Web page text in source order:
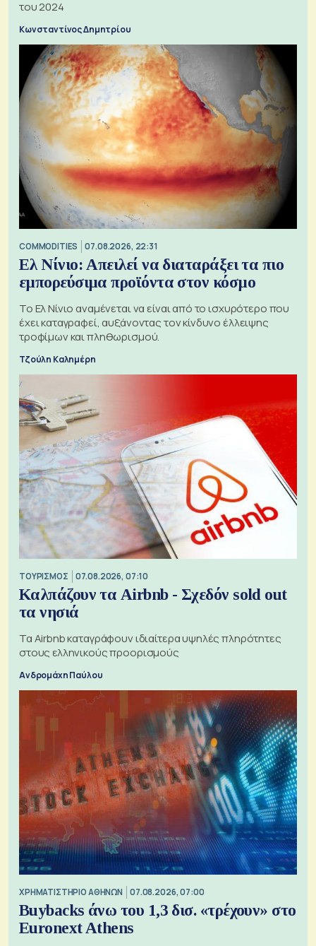
του 2024
Κωνσταντίνος Δημητρίου
COMMODITIES 07.08.2026, 22:31
Ελ Νίνιο: Απειλεί να διαταράξει τα πιο
εμπορεύσιμα προϊόντα στον κόσμο
Το Ελ Νίνιο αναμένεται να είναι από το ισχυρότερο που
έχει καταγραφεί, αυξάνοντας τον κίνδυνο έλλειψης
τροφίμων και πληθωρισμού.
Τζούλη Καλημέρη
ΤΟΥΡΙΣΜΟΣ 07.08.2026, 07:10
Καλπάζουν τα Airbnb - Σχεδόν sold out
τα νησιά
Τα Airbnb καταγράφουν ιδιαίτερα υψηλές πληρότητες
στους ελληνικούς προορισμούς
Ανδρομάχη Παύλου
XΡΗΜΑΤΙΣΤΗΡΙΟ ΑΘΗΝΩΝ 07.08.2026, 07:00
Buybacks άνω του 1,3 δισ. «τρέχουν» στο
Euronext Athens